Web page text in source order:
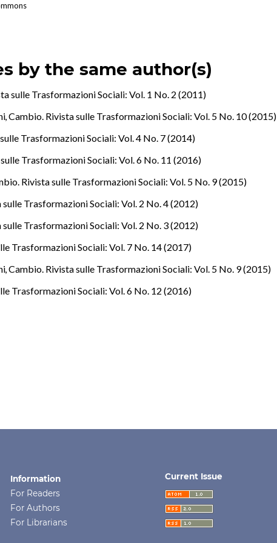
by the same author(s)
sulle Trasformazioni Sociali: Vol. 1 No. 2 (2011)
,Cambio. Rivista sulle Trasformazioni Sociali: Vol. 5 No. 10 (2015)
Trasformazioni Sociali: Vol. 4 No. 7 (2014)
Trasformazioni Sociali: Vol. 6 No. 11 (2016)
Rivista sulle Trasformazioni Sociali: Vol. 5 No. 9 (2015)
Trasformazioni Sociali: Vol. 2 No. 4 (2012)
Trasformazioni Sociali: Vol. 2 No. 3 (2012)
Trasformazioni Sociali: Vol. 7 No. 14 (2017)
,Cambio. Rivista sulle Trasformazioni Sociali: Vol. 5 No. 9 (2015)
Trasformazioni Sociali: Vol. 6 No. 12 (2016)
Information
For Readers
For Authors
For Librarians
Current Issue